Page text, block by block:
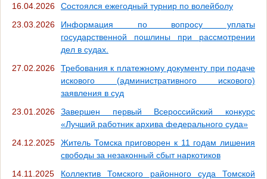
16.04.2026
Состоялся ежегодный турнир по волейболу
23.03.2026
Информация по вопросу уплаты
государственной пошлины при рассмотрении
дел в судах.
27.02.2026
Требования к платежному документу при подаче
искового (административного искового)
заявления в суд
23.01.2026
Завершен первый Всероссийский конкурс
«Лучший работник архива федерального суда»
24.12.2025
Житель Томска приговорен к 11 годам лишения
свободы за незаконный сбыт наркотиков
14.11.2025
Коллектив Томского районного суда Томской